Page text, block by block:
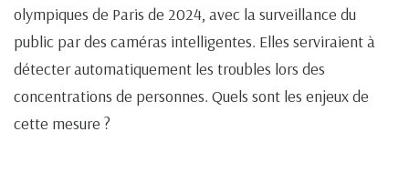
olympiques de Paris de 2024, avec la surveillance du
public par des caméras intelligentes. Elles serviraient à
détecter automatiquement les troubles lors des
concentrations de personnes. Quels sont les enjeux de
cette mesure ?